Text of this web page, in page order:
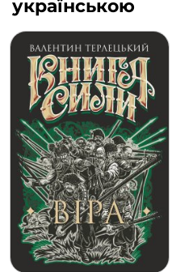
українською